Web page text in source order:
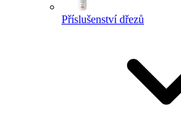
Příslušenství dřezů